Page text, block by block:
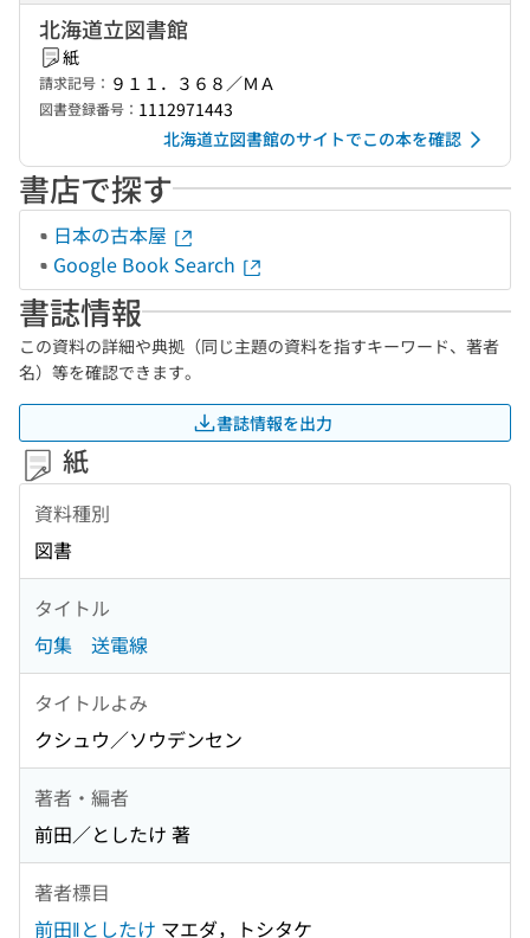
北海道立図書館
紙
請求記号： ９１１．３６８／ＭＡ
図書登録番号： 1112971443
北海道立図書館のサイトでこの本を確認
書店で探す
日本の古本屋
Google Book Search
書誌情報
この資料の詳細や典拠（同じ主題の資料を指すキーワード、著者
名）等を確認できます。
書誌情報を出力
紙
資料種別
図書
タイトル
句集 送電線
タイトルよみ
クシュウ／ソウデンセン
著者・編者
前田／としたけ 著
著者標目
前田‖としたけ マエダ，トシタケ